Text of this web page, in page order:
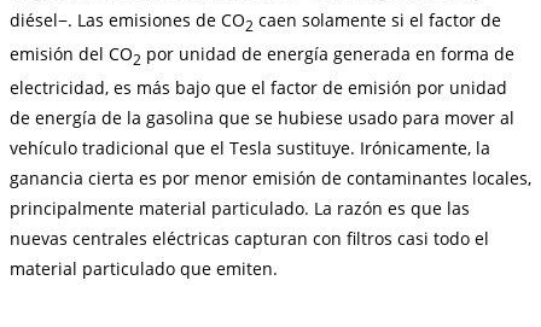
diésel−. Las emisiones de CO2 caen solamente si el factor de
emisión del CO2 por unidad de energía generada en forma de
electricidad, es más bajo que el factor de emisión por unidad
de energía de la gasolina que se hubiese usado para mover al
vehículo tradicional que el Tesla sustituye. Irónicamente, la
ganancia cierta es por menor emisión de contaminantes locales,
principalmente material particulado. La razón es que las
nuevas centrales eléctricas capturan con filtros casi todo el
material particulado que emiten.